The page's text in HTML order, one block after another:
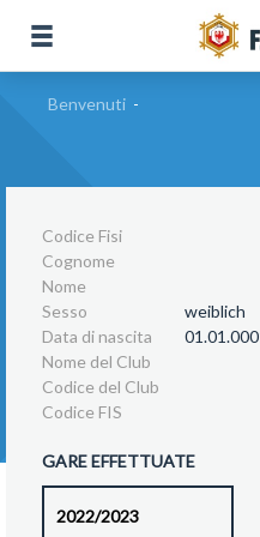
Benvenuti -
Codice Fisi
Cognome
Nome
Sesso
weiblich
Data di nascita
Nome del Club
Codice del Club
Codice FIS
GARE EFFETTUATE